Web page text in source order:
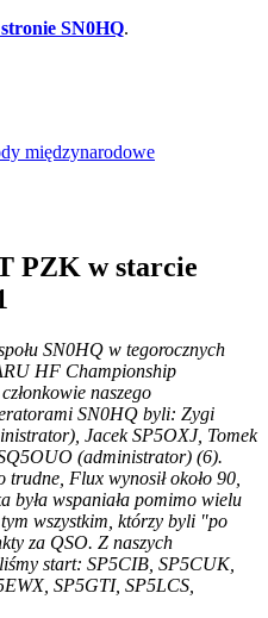
SN0HQ.
międzynarodowe
PZK w starcie
SN0HQ w tegorocznych
HF Championship
naszego
SN0HQ byli: Zygi
Jacek SP5OXJ, Tomek
(administrator) (6).
Flux wynosił około 90,
była wspaniała pomimo wielu
wszystkim, którzy byli "po
za QSO. Z naszych
start: SP5CIB, SP5CUK,
SP5GTI, SP5LCS,